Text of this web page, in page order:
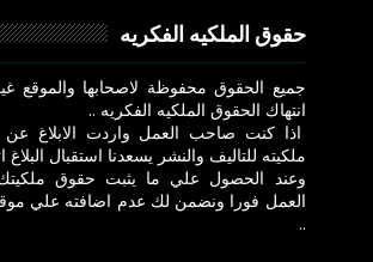
حقوق الملكيه الفكريه
جميع الحقوق محفوظة لاصحابها والموقع
انتهاك الحقوق الملكيه الفكريه ..
اذا كنت صاحب العمل واردت الابلاغ
ملكيته للتاليف والنشر يسعدنا استقبال البلاغ
وعند الحصول علي ما يثبت حقوق
العمل فورا ونضمن لك عدم اضافته علي
..